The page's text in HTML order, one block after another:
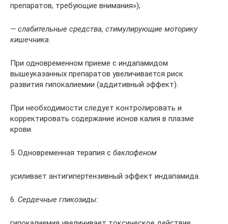
препаратов, требующие внимания»);
— слабительные средства, стимулирующие моторику
кишечника.
При одновременном приеме с индапамидом
вышеуказанных препаратов увеличивается риск
развития гипокалиемии (аддитивный эффект).
При необходимости следует контролировать и
корректировать содержание ионов калия в плазме
крови.
5. Одновременная терапия с баклофеном
усиливает антигипертензивный эффект индапамида.
6. Сердечные гликозиды: